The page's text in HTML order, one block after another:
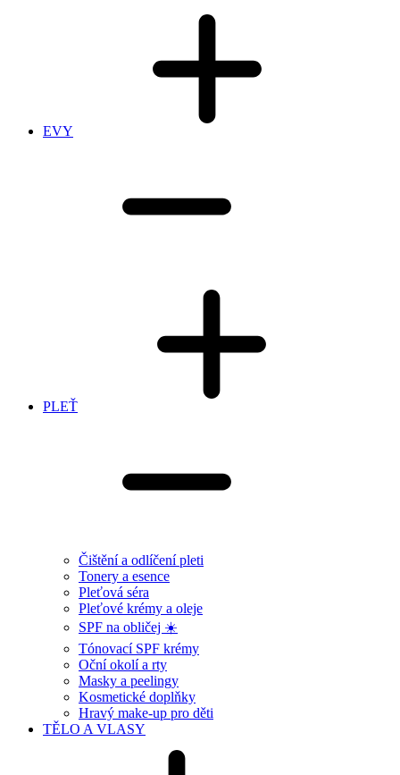
EVY
PLEŤ
Čištění a odlíčení pleti
Tonery a esence
Pleťová séra
Pleťové krémy a oleje
SPF na obličej ☀️
Tónovací SPF krémy
Oční okolí a rty
Masky a peelingy
Kosmetické doplňky
Hravý make-up pro děti
TĚLO A VLASY